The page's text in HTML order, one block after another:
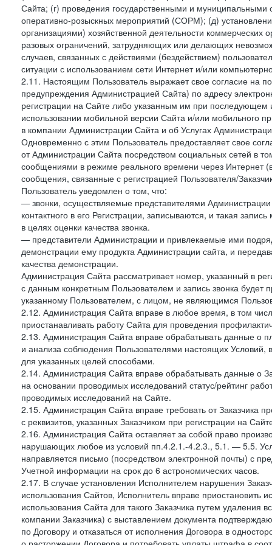
Сайта; (г) проведения государственными и
оперативно-розыскных мероприятий (СОРМ); (д)
организациями) хозяйственной деятельности коммерческих
разовых ограничений, затрудняющих или делающих
случаев, связанных с действиями (бездействием)
ситуации с использованием сети Интернет и/или
2.11. Настоящим Пользователь выражает свое согласие на
предупреждения Администрацией Сайта) по адресу
регистрации на Сайте либо указанным им при
использовании мобильной версии Сайта и/или мобильного
в компании Администрации Сайта и об Услугах
Одновременно с этим Пользователь предоставляет свое
от Администрации Сайта посредством социальных сетей в
сообщениями в режиме реального времени через Интернет
сообщения, связанные с регистрацией Пользователя/
Пользователь уведомлен о том, что:
— звонки, осуществляемые представителями
контактного в его Регистрации, записываются, и такая
в целях оценки качества звонка.
— представители Администрации и привлекаемые ими
демонстрации ему продукта Администрации сайта, и
качества демонстрации.
Администрация Сайта рассматривает номер, указанный в
с данным конкретным Пользователем и запись звонка будет
указанному Пользователем, с лицом, не являющимся
2.12. Администрация Сайта вправе в любое время, в том
приостанавливать работу Сайта для проведения
2.13. Администрация Сайта вправе обрабатывать данные о
и анализа соблюдения Пользователями настоящих
для указанных целей способами.
2.14. Администрация Сайта вправе обрабатывать данные о
на основании проводимых исследований статус/рейтинг
проводимых исследований на Сайте.
2.15. Администрация Сайта вправе требовать от Заказчика
с реквизитов, указанных Заказчиком при регистрации на
2.16. Администрация Сайта оставляет за собой право
нарушающих любое из условий пп.4.2.1.-4.2.3., 5.1. — 5.5.
направляется письмо (посредством электронной почты) с
Учетной информации на срок до 6 астрономических часов.
2.17. В случае установления Исполнителем нарушения
использования Сайтов, Исполнитель вправе приостановить
использования Сайта для такого Заказчика путем
компании Заказчика) с выставлением документа
по Договору и отказаться от исполнения Договора в